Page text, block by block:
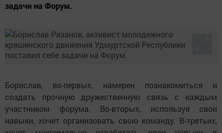
задачи на Форум.
Борислав, во-первых, намерен познакомиться и
создать прочную дружественную связь с каждым
участником форума. Во-вторых, используя свои
навыки, хочет организовать свою команду. В-третьих,